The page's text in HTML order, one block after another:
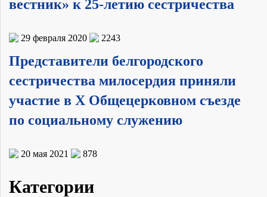
вестник» к 25-летию сестричества
29 февраля 2020 2243
Представители белгородского
сестричества милосердия приняли
участие в X Общецерковном съезде
по социальному служению
20 мая 2021 878
Категории